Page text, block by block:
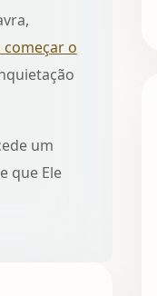
o
um
que Ele